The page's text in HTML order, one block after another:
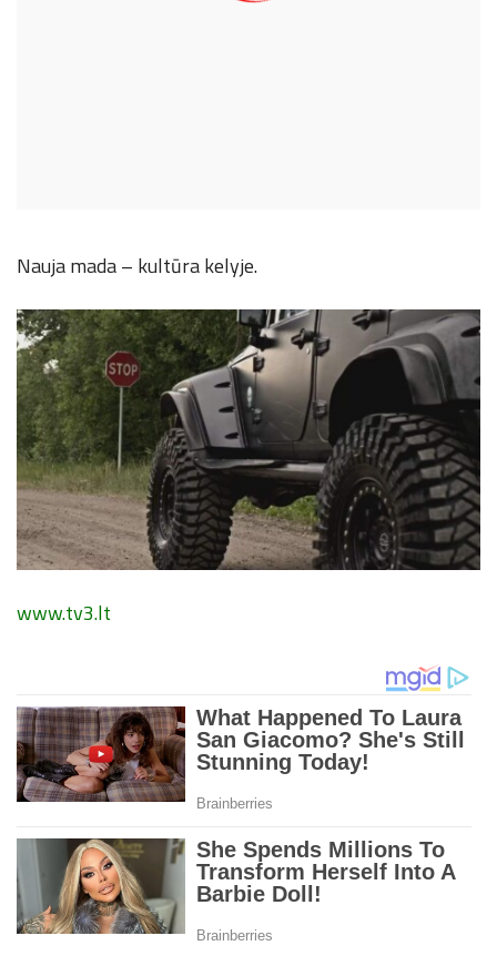
Nauja mada – kultūra kelyje.
www.tv3.lt